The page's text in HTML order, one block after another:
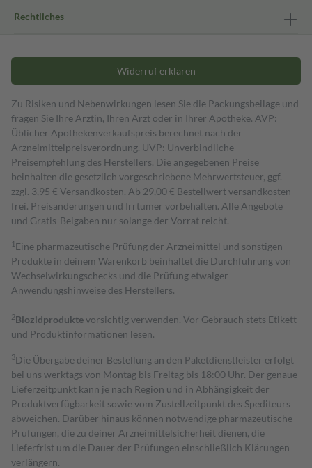
Rechtliches
Widerruf erklären
Zu Risiken und Nebenwirkungen lesen Sie die Packungsbeilage und
fragen Sie Ihre Ärztin, Ihren Arzt oder in Ihrer Apotheke. AVP:
Üblicher Apothekenverkaufspreis berechnet nach der
Arzneimittelpreisverordnung. UVP: Unverbindliche
Preisempfehlung des Herstellers. Die angegebenen Preise
beinhalten die gesetzlich vorgeschriebene Mehrwertsteuer, ggf.
zzgl. 3,95 € Versandkosten. Ab 29,00 € Bestell­wert versand­kosten­
frei. Preisänderungen und Irrtümer vorbehalten. Alle Angebote
und Gratis-Beigaben nur solange der Vorrat reicht.
1 Eine pharmazeutische Prüfung der Arzneimittel und sonstigen
Produkte in deinem Warenkorb beinhaltet die Durchführung von
Wechselwirkungschecks und die Prüfung etwaiger
Anwendungshinweise des Herstellers.
2Biozidproduktevorsichtig verwenden. Vor Gebrauch stets Etikett
und Produktinformationen lesen.
3Die Übergabe deiner Bestellung an den Paketdienstleister erfolgt
bei uns werktags von Montag bis Freitag bis 18:00 Uhr. Der genaue
Lieferzeitpunkt kann je nach Region und in Abhängigkeit der
Produktverfügbarkeit sowie vom Zustellzeitpunkt des Spediteurs
abweichen. Darüber hinaus können notwendige pharmazeutische
Prüfungen, die zu deiner Arzneimittelsicherheit dienen, die
Lieferfrist um die Dauer der Prüfungen einschließlich Klärungen
verlängern.